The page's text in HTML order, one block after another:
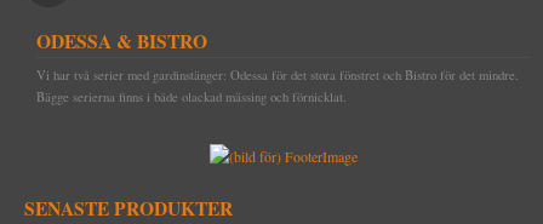
ODESSA & BISTRO
Vi har två serier med gardinstänger: Odessa för det stora fönstret och Bistro för det mindre.
Bägge serierna finns i både olackad mässing och förnicklat.
SENASTE PRODUKTER